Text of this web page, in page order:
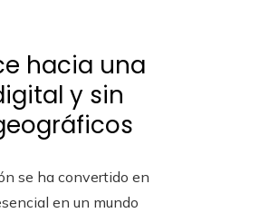
hacia una
y sin
se ha convertido en
en un mundo